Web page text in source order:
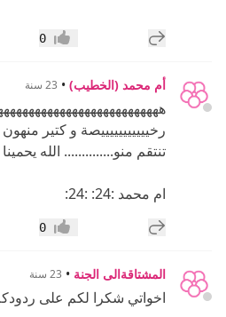
إضافة رد جديد إعجاب0
أم محمد (الخطيب) • 23 سنة
رخيييييييييييصة و كتير
تنتقم منو.............. الله
ام محمد :24: :24:
إضافة رد جديد إعجاب0
المشتاقةالى الجنة • 23 سنة
اخواتي شكرا لكم على